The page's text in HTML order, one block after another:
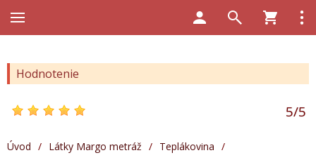
Hodnotenie
5/5
Úvod / Látky Margo metráž / Teplákovina /